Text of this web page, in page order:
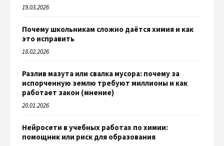
19.03.2026
Почему школьникам сложно даётся химия и как
это исправить
18.02.2026
Разлив мазута или свалка мусора: почему за
испорченную землю требуют миллионы и как
работает закон (мнение)
20.01.2026
Нейросети в учебных работах по химии:
помощник или риск для образования